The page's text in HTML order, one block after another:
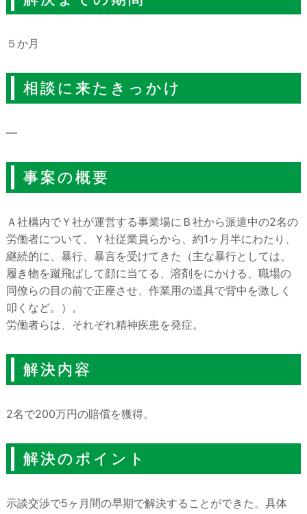
５か月
相談に来たきっかけ
―
事案の概要
Ａ社構内でＹ社が運営する事業場にＢ社から派遣中の2名の
労働者について、Ｙ社従業員らから、約1ヶ月半にわたり、
継続的に、暴行、暴言を受けてきた（主な暴行としては、
履き物を蹴飛ばして顔に当てる、溶剤をにかける、職場の
同僚らの目の前で正座させ、作業用の道具で背中を激しく
叩くなど。）。
労働者らは、それぞれ精神疾患を発症。
解決内容
2名で200万円の賠償を獲得。
解決のポイント
示談交渉で5ヶ月間の早期で解決することができた。具体